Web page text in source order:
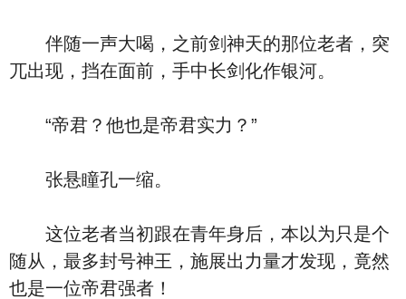
伴随一声大喝，之前剑神天的那位老者，突
兀出现，挡在面前，手中长剑化作银河。
“帝君？他也是帝君实力？”
张悬瞳孔一缩。
这位老者当初跟在青年身后，本以为只是个
随从，最多封号神王，施展出力量才发现，竟然
也是一位帝君强者！